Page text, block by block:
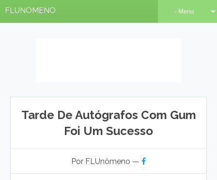
FLUNOMENO
Tarde De Autógrafos Com Gum
Foi Um Sucesso
Por FLUnômeno —